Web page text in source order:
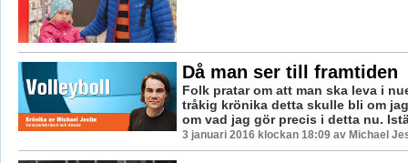
Då man ser till framtiden
Folk pratar om att man ska leva i
tråkig krönika detta skulle bli om
om vad jag gör precis i detta nu.
3 januari 2016 klockan 18:09 av Michael